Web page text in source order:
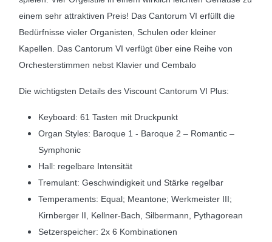
einem sehr attraktiven Preis! Das Cantorum VI erfüllt die
Bedürfnisse vieler Organisten, Schulen oder kleiner
Kapellen. Das Cantorum VI verfügt über eine Reihe von
Orchesterstimmen nebst Klavier und Cembalo
Die wichtigsten Details des Viscount Cantorum VI Plus:
Keyboard: 61 Tasten mit Druckpunkt
Organ Styles: Baroque 1 - Baroque 2 – Romantic –
Symphonic
Hall: regelbare Intensität
Tremulant: Geschwindigkeit und Stärke regelbar
Temperaments: Equal; Meantone; Werkmeister III;
Kirnberger II, Kellner-Bach, Silbermann, Pythagorean
Setzerspeicher: 2x 6 Kombinationen